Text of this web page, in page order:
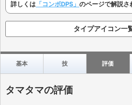
詳しくは 「コンボDPS」 のページで解説さ
タイプアイコン一
基本 技 評価
タマタマの評価